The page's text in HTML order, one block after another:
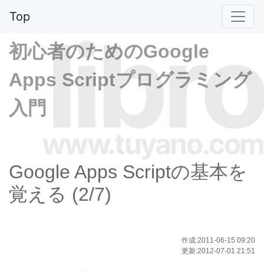
Top
libro
初心者のためのGoogle
Apps Scriptプログラミング
入門
Google Apps Scriptの基本を
覚える (2/7)
作成:2011-06-15 09:20
更新:2012-07-01 21:51